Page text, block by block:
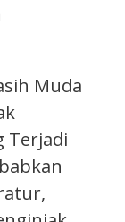
Muda
Terjadi